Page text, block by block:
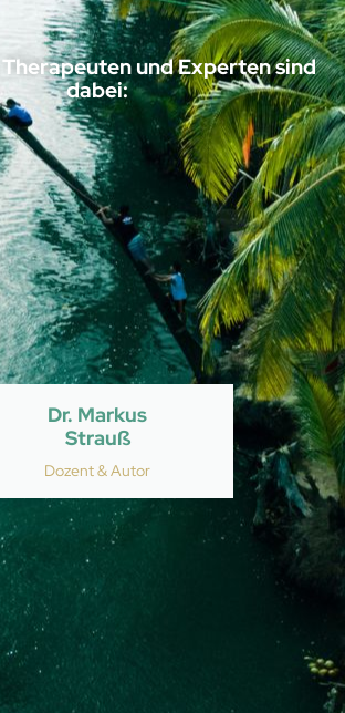
und Experten sind
dabei:
Dr. Markus
Strauß
Dozent & Autor